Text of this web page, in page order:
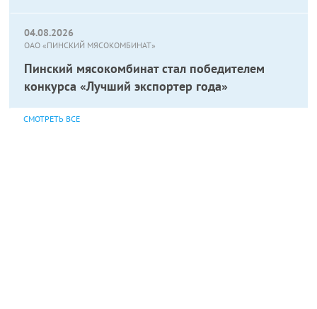
04.08.2026
ОАО «ПИНСКИЙ МЯСОКОМБИНАТ»
Пинский мясокомбинат стал победителем
конкурса «Лучший экспортер года»
СМОТРЕТЬ ВСЕ